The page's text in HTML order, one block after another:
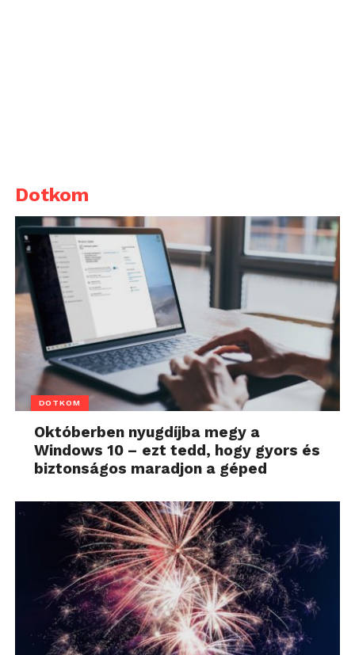
Dotkom
DOTKOM
Októberben nyugdíjba megy a
Windows 10 – ezt tedd, hogy gyors és
biztonságos maradjon a géped